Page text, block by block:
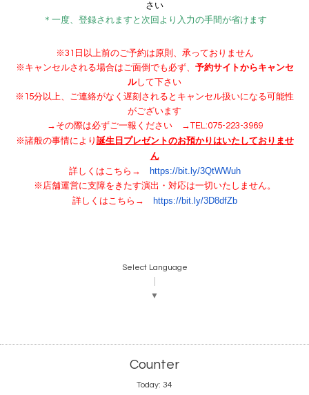
さい
＊一度、登録されますと 次回より 入力の手間が省けます
※31日以上前のご予約は原則、承っておりません
※キャンセルされる場合はご面倒でも必ず、 予約サイトからキャンセ
ルして下さい
※15分以上、ご連絡がなく遅刻されるとキャンセル扱いになる可能性
がございます
→その際は必ずご一報ください →TEL:075-223-3969
※諸般の事情により 誕生日プレゼントのお預かりはいたしておりませ
ん
詳しくはこちら→
https://bit.ly/3QtWWuh
※店舗運営に支障をきたす演出・対応は一切いたしません。
詳しくはこちら→ https://bit.ly/3D8dfZb
Select Language
▼
Counter
Today: 34